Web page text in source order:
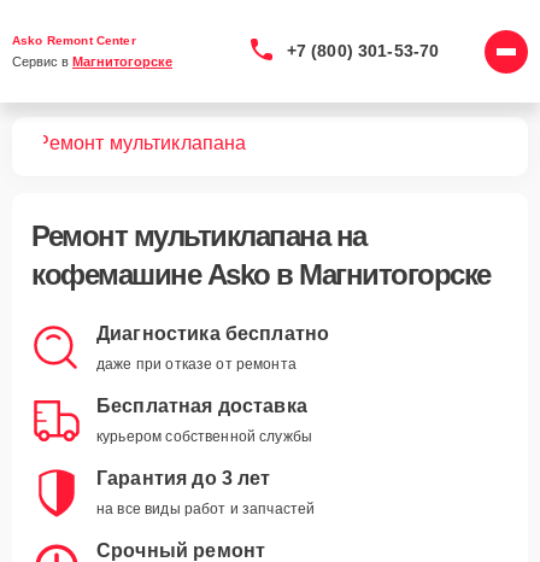
Asko Remont Center
Сервис в Магнитогорске
+7 (800) 301-53-70
Ремонт мультиклапана
Ремонт мультиклапанана
кофемашине Asko в Магнитогорске
Диагностика бесплатно
даже при отказе от ремонта
Бесплатная доставка
курьером собственной службы
Гарантия до 3 лет
на все виды работ и запчастей
Срочный ремонт